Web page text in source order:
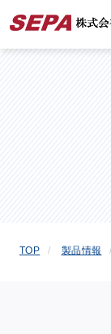
TOP 製品情報